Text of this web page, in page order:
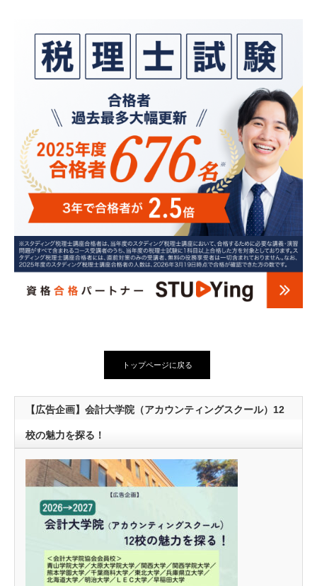
トップページに戻る
【広告企画】会計大学院（アカウンティングスクール）12
校の魅力を探る！